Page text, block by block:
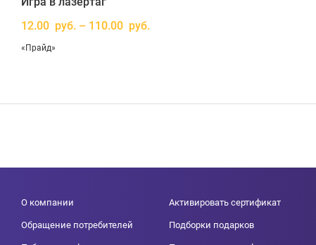
12.00 руб. – 110.00 руб.
«Прайд»
О компании
Обращение потребителей
Активировать сертификат
Подборки подарков